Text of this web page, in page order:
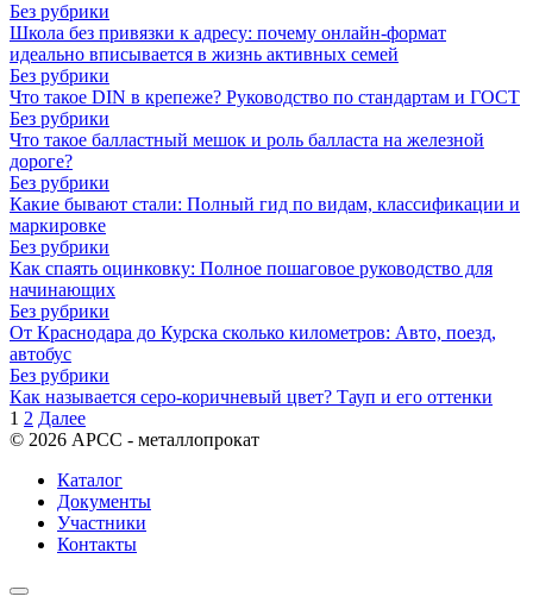
Без рубрики
Школа без привязки к адресу: почему онлайн-формат
идеально вписывается в жизнь активных семей
Без рубрики
Что такое DIN в крепеже? Руководство по стандартам и ГОСТ
Без рубрики
Что такое балластный мешок и роль балласта на железной
дороге?
Без рубрики
Какие бывают стали: Полный гид по видам, классификации и
маркировке
Без рубрики
Как спаять оцинковку: Полное пошаговое руководство для
начинающих
Без рубрики
От Краснодара до Курска сколько километров: Авто, поезд,
автобус
Без рубрики
Как называется серо-коричневый цвет? Тауп и его оттенки
Пагинация
записей
1 2 Далее
© 2026 АРСС - металлопрокат
Каталог
Документы
Участники
Контакты